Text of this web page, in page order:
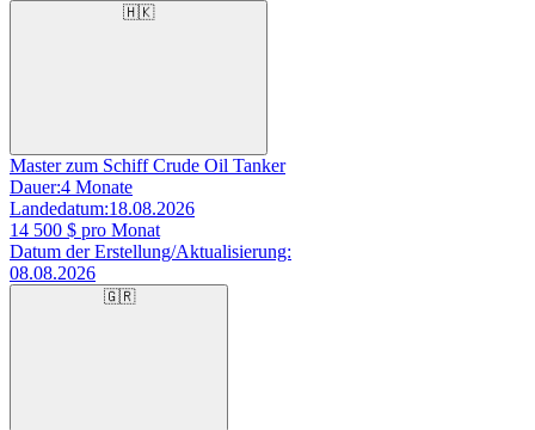
🇭🇰
Master zum Schiff Crude Oil Tanker
Dauer:4 Monate
Landedatum:18.08.2026
14 500 $ pro Monat
Datum der Erstellung/Aktualisierung:
08.08.2026
🇬🇷